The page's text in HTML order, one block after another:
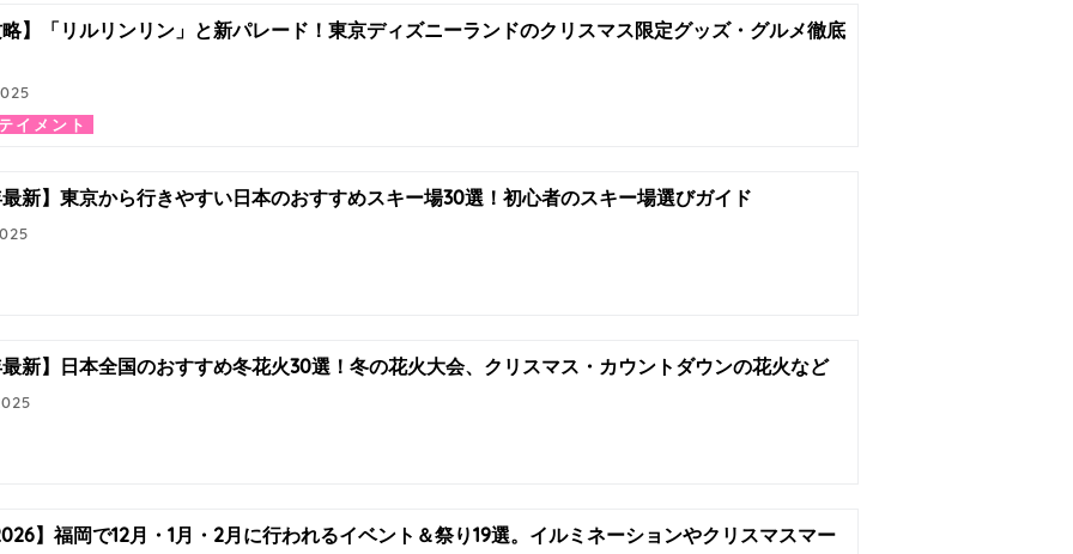
略】「リルリンリン」と新パレード！東京ディズニーランドのクリスマス限定グッズ・グルメ徹底
イメント
最新】東京から行きやすい日本のおすすめスキー場30選！初心者のスキー場選びガイド
最新】日本全国のおすすめ冬花火30選！冬の花火大会、クリスマス・カウントダウンの花火など
】福岡で12月・1月・2月に行われるイベント＆祭り19選。イルミネーションやクリスマスマー